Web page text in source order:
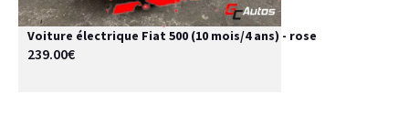
Voiture électrique Fiat 500 (10 mois/4 ans) - rose
239.00€